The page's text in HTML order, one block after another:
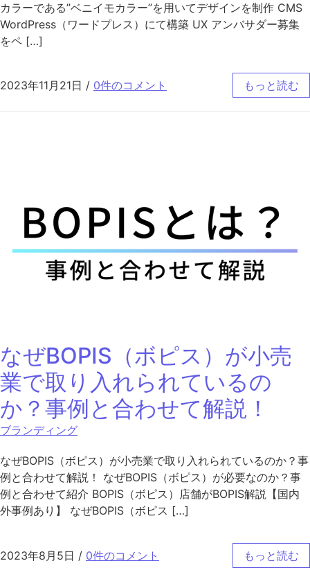
カラーである”ベニイモカラー”を用いてデザインを制作 CMS
WordPress（ワードプレス）にて構築 UX アンバサダー募集
をペ […]
2023年11月21日 / 0件のコメント もっと読む
なぜBOPIS（ボピス）が小売
業で取り入れられているの
か？事例と合わせて解説！
ブランディング
なぜBOPIS（ボピス）が小売業で取り入れられているのか？事
例と合わせて解説！ なぜBOPIS（ボピス）が必要なのか？事
例と合わせて紹介 BOPIS（ボピス）店舗がBOPIS解説【国内
外事例あり】 なぜBOPIS（ボピス […]
2023年8月5日 / 0件のコメント もっと読む